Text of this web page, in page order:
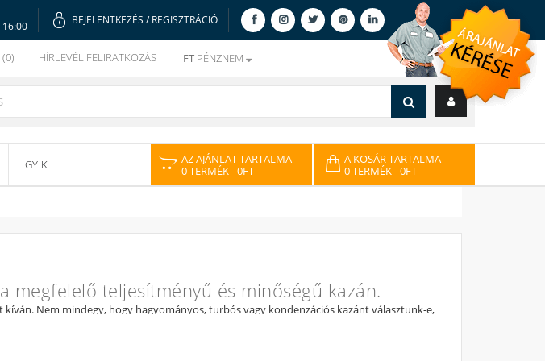
16:00
BEJELENTKEZÉS / REGISZTRÁCIÓ
HÍRLEVÉL FELIRATKOZÁS FT PÉNZNEM
GYIK
AZ AJÁNLAT TARTALMA
0 TERMÉK- 0FT
A KOSÁR TARTALMA
0 TERMÉK- 0FT
megfelelő teljesítményű és minőségű kazán.
Nem mindegy, hogy hagyományos, turbós vagy kondenzációs kazánt választunk-e,
kell határoznunk.